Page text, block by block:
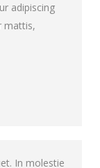
adipiscing
mattis,
In molestie